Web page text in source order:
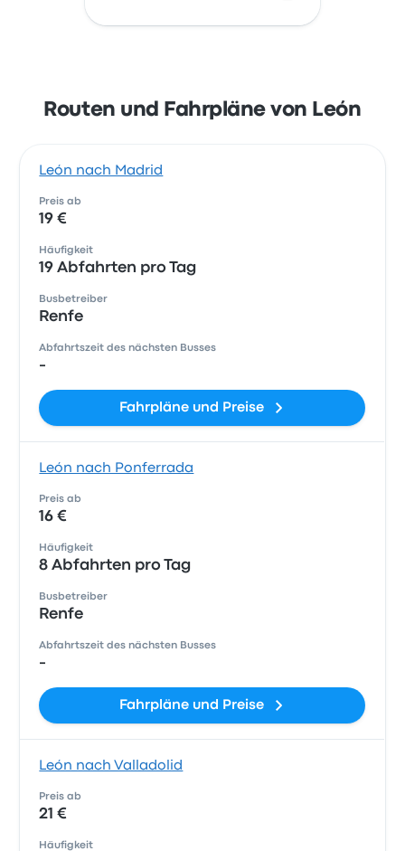
Routen und Fahrpläne von León
León nach Madrid
Preis ab
19 €
Häufigkeit
19 Abfahrten pro Tag
Busbetreiber
Renfe
Abfahrtszeit des nächsten Busses
-
Fahrpläne und Preise
León nach Ponferrada
Preis ab
16 €
Häufigkeit
8 Abfahrten pro Tag
Busbetreiber
Renfe
Abfahrtszeit des nächsten Busses
-
Fahrpläne und Preise
León nach Valladolid
Preis ab
21 €
Häufigkeit